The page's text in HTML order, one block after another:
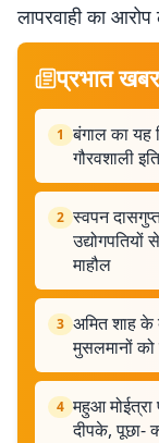
लापरवाही का आरोप
प्रभात
1 बंगाल का यह
गौरवशाली
2 स्वपन
माहौल
3 अमित शाह के
मुसलमानों को
4 महुआ मोईत्रा
दीपके, पूछा-